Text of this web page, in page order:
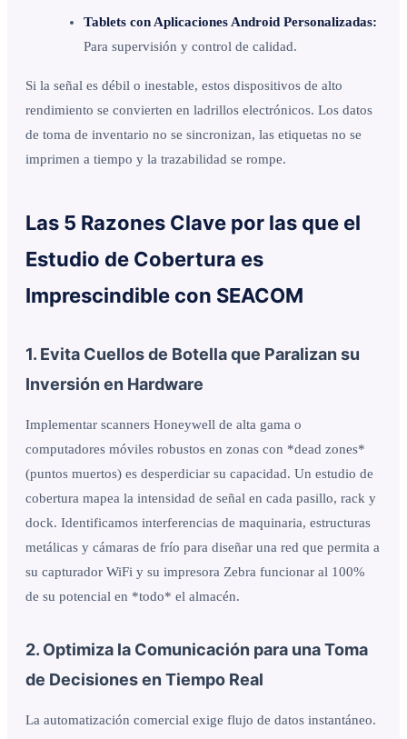
Tablets con Aplicaciones Android Personalizadas:
Para supervisión y control de calidad.
Si la señal es débil o inestable, estos dispositivos de alto
rendimiento se convierten en ladrillos electrónicos. Los datos
de toma de inventario no se sincronizan, las etiquetas no se
imprimen a tiempo y la trazabilidad se rompe.
Las 5 Razones Clave por las que el
Estudio de Cobertura es
Imprescindible con SEACOM
1. Evita Cuellos de Botella que Paralizan su
Inversión en Hardware
Implementar scanners Honeywell de alta gama o
computadores móviles robustos en zonas con *dead zones*
(puntos muertos) es desperdiciar su capacidad. Un estudio de
cobertura mapea la intensidad de señal en cada pasillo, rack y
dock. Identificamos interferencias de maquinaria, estructuras
metálicas y cámaras de frío para diseñar una red que permita a
su capturador WiFi y su impresora Zebra funcionar al 100%
de su potencial en *todo* el almacén.
2. Optimiza la Comunicación para una Toma
de Decisiones en Tiempo Real
La automatización comercial exige flujo de datos instantáneo.